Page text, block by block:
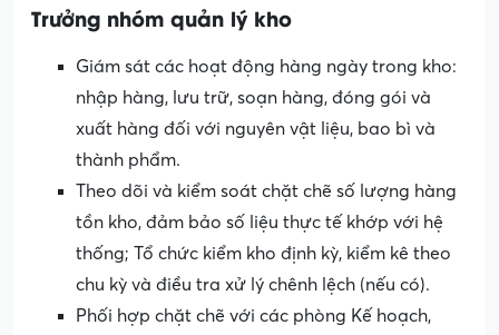
Trưởng nhóm quản lý kho
Giám sát các hoạt động hàng ngày trong kho:
nhập hàng, lưu trữ, soạn hàng, đóng gói và
xuất hàng đối với nguyên vật liệu, bao bì và
thành phẩm.
Theo dõi và kiểm soát chặt chẽ số lượng hàng
tồn kho, đảm bảo số liệu thực tế khớp với hệ
thống; Tổ chức kiểm kho định kỳ, kiểm kê theo
chu kỳ và điều tra xử lý chênh lệch (nếu có).
Phối hợp chặt chẽ với các phòng Kế hoạch,